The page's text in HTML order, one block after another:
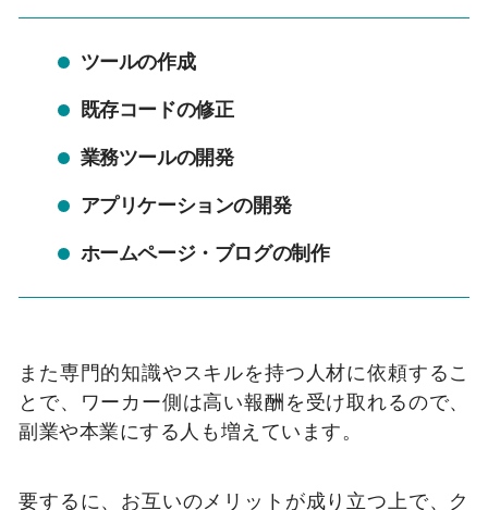
ツールの作成
既存コードの修正
業務ツールの開発
アプリケーションの開発
ホームページ・ブログの制作
また専門的知識やスキルを持つ人材に依頼するこ
とで、ワーカー側は高い報酬を受け取れるので、
副業や本業にする人も増えています。
要するに、お互いのメリットが成り立つ上で、ク